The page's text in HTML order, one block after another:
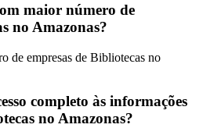
maior número de
no Amazonas?
de empresas de Bibliotecas no
completo às informações
no Amazonas?